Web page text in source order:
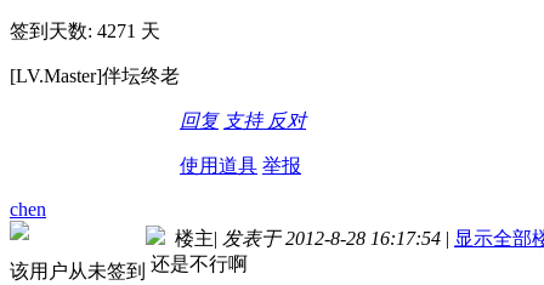
签到天数: 4271 天
[LV.Master]伴坛终老
回复 支持 反对
使用道具 举报
chen
该用户从未签到
楼主| 发表于 2012-8-28 16:17:54 | 显示全部
还是不行啊